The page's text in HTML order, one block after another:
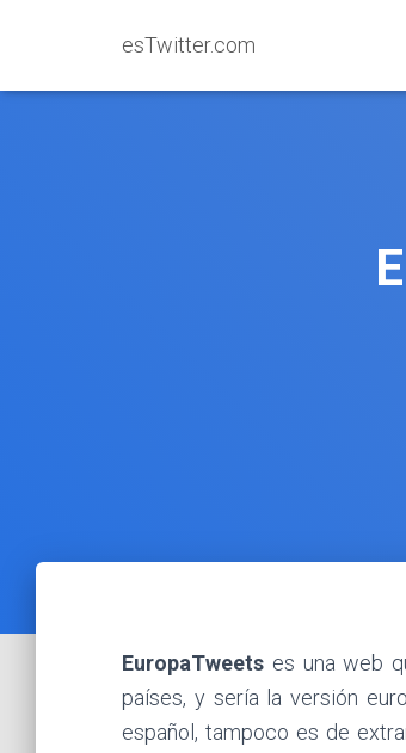
esTwitter.com
EuropaTweets es una web
países, y sería la versión
español, tampoco es de